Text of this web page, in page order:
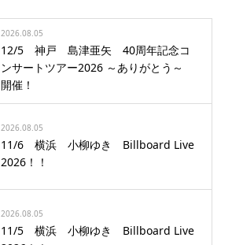
2026.08.05
12/5 神戸 島津亜矢 40周年記念コ
ンサートツアー2026 ～ありがとう～
開催！
2026.08.05
11/6 横浜 小柳ゆき Billboard Live
2026！！
2026.08.05
11/5 横浜 小柳ゆき Billboard Live